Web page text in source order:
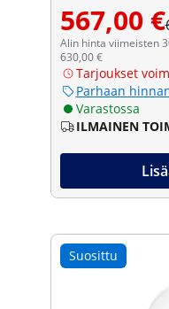
567,00 €
Alin hinta viimeisten
630,00 €
Tarjoukset
Parhaan
Varastossa
ILMAINEN
Suosittu